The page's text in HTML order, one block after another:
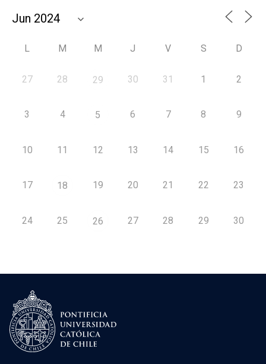
L M M J V S D
27 28 29 30 31 1 2
3 4 5 6 7 8 9
10 11 12 13 14 15 16
17 18 19 20 21 22 23
24 25 26 27 28 29 30